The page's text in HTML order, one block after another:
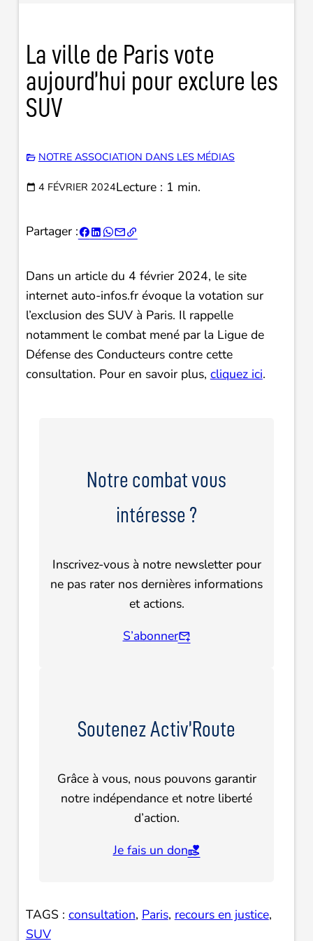
La ville de Paris vote
aujourd’hui pour exclure les
SUV
NOTRE ASSOCIATION DANS LES MÉDIAS
4 FÉVRIER 2024Lecture : 1 min.
Partager :
Dans un article du 4 février 2024, le site
internet auto-infos.fr évoque la votation sur
l’exclusion des SUV à Paris. Il rappelle
notamment le combat mené par la Ligue de
Défense des Conducteurs contre cette
consultation. Pour en savoir plus, cliquez ici.
Notre combat vous
intéresse ?
Inscrivez-vous à notre newsletter pour
ne pas rater nos dernières informations
et actions.
S’abonner
Soutenez Activ’Route
Grâce à vous, nous pouvons garantir
notre indépendance et notre liberté
d’action.
Je fais un don
TAGS : consultation, Paris, recours en justice
SUV